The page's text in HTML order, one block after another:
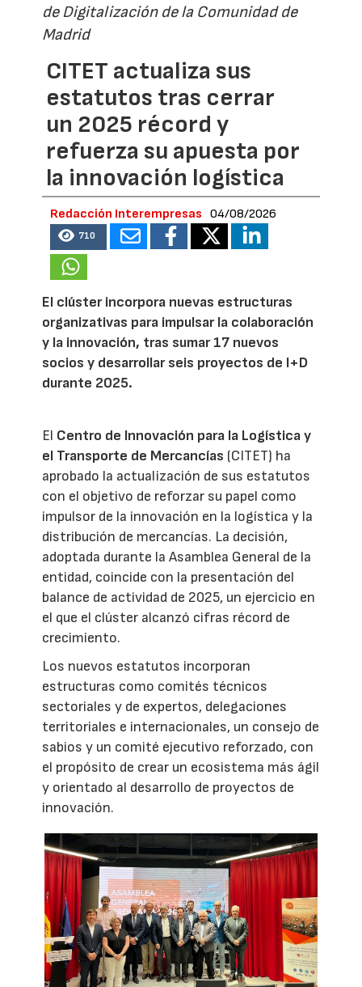
de Digitalización de la Comunidad de
Madrid
CITET actualiza sus
estatutos tras cerrar
un 2025 récord y
refuerza su apuesta por
la innovación logística
Redacción Interempresas 04/08/2026
710
El clúster incorpora nuevas estructuras
organizativas para impulsar la colaboración
y la innovación, tras sumar 17 nuevos
socios y desarrollar seis proyectos de I+D
durante 2025.
El Centro de Innovación para la Logística y
el Transporte de Mercancías (CITET) ha
aprobado la actualización de sus estatutos
con el objetivo de reforzar su papel como
impulsor de la innovación en la logística y la
distribución de mercancías. La decisión,
adoptada durante la Asamblea General de la
entidad, coincide con la presentación del
balance de actividad de 2025, un ejercicio en
el que el clúster alcanzó cifras récord de
crecimiento.
Los nuevos estatutos incorporan
estructuras como comités técnicos
sectoriales y de expertos, delegaciones
territoriales e internacionales, un consejo de
sabios y un comité ejecutivo reforzado, con
el propósito de crear un ecosistema más ágil
y orientado al desarrollo de proyectos de
innovación.